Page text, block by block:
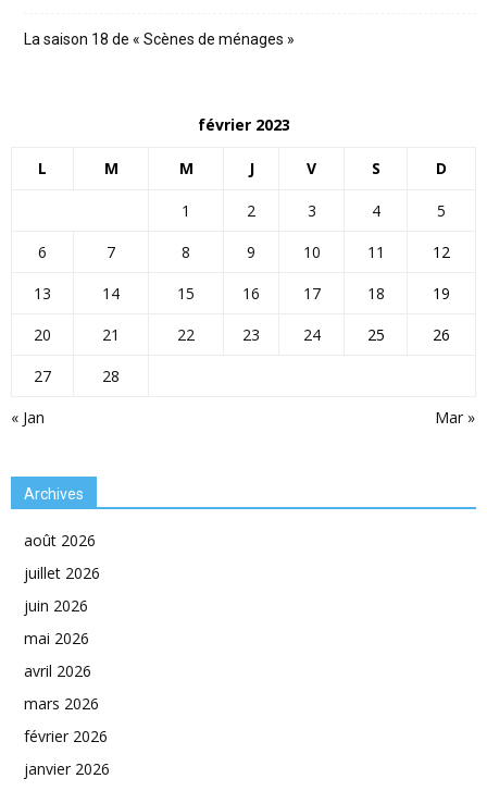
La saison 18 de « Scènes de ménages »
février 2023
L M M J V S D
« Jan Mar »
1 2 3 4
5
6
7 8 9 10 11
12
13
14 15 16 17 18
19
20
21 22 23 24 25
26
27
28
Archives
août 2026
juillet 2026
juin 2026
mai 2026
avril 2026
mars 2026
février 2026
janvier 2026